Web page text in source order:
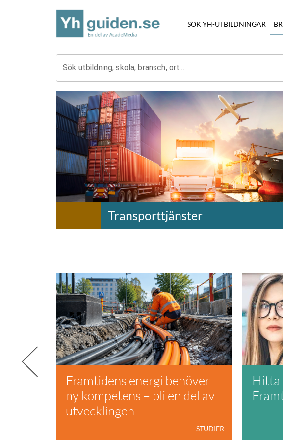
SÖK YH-UTBILDNINGAR
Sök utbildning, skola, bransch, ort...
Transporttjänster
Framtidens energi behöver
ny kompetens – bli en del av
utvecklingen
STUDIER
Hitta